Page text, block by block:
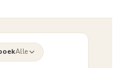
Alle